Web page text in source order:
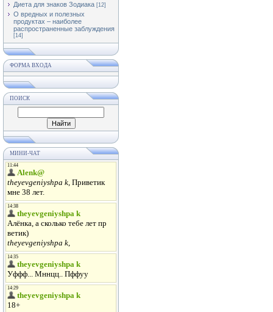
Диета для знаков Зодиака [12]
О вредных и полезных
продуктах – наиболее
распространенные заблуждения
[14]
ФОРМА ВХОДА
ПОИСК
МИНИ-ЧАТ